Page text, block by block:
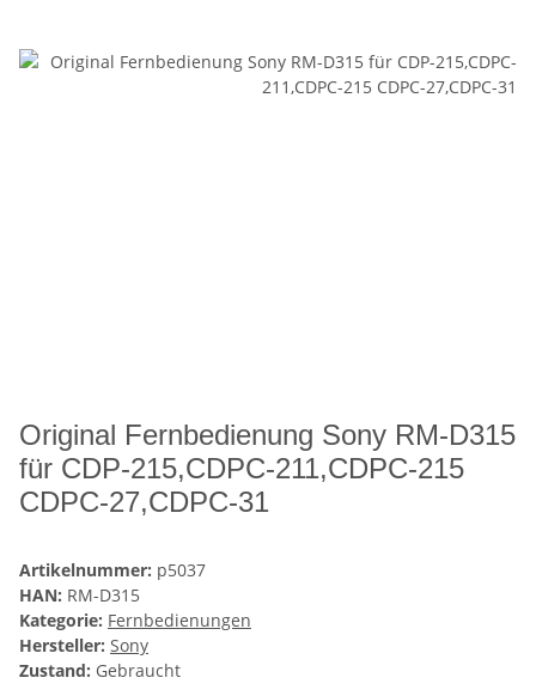
Original Fernbedienung Sony RM-D315
für CDP-215,CDPC-211,CDPC-215
CDPC-27,CDPC-31
Artikelnummer: p5037
HAN: RM-D315
Kategorie: Fernbedienungen
Hersteller: Sony
Zustand: Gebraucht